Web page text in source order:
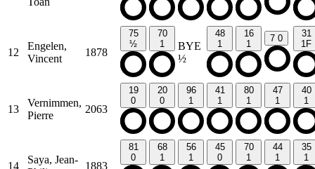
12
Engelen,
Vincent
1878
75
½
70
1
BYE
½
48
1
16
1
7 0
31
1F
13
Vernimmen,
Pierre
2063
19
0
20
0
96
1
41
1
80
1
47
1
40
1
14
Saya, Jean-
1883
81
0
68
1
56
1
45
0
70
1
44
1
35
1